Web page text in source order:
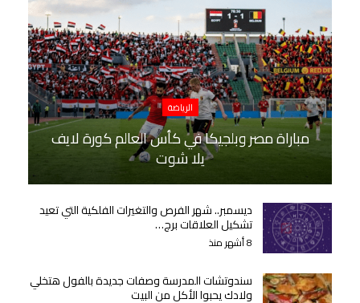
الرياضة
مباراة مصر وبلجيكا في كأس العالم كورة لايف
يلا شوت
ديسمبر.. شهر الفرص والتغيرات الفلكية التي تعيد
تشكيل العلاقات برج…
8 أشهر منذ
سندوتشات المدرسة وصفات جديدة بالفول هتخلي
ولادك يحبوا الأكل من البيت